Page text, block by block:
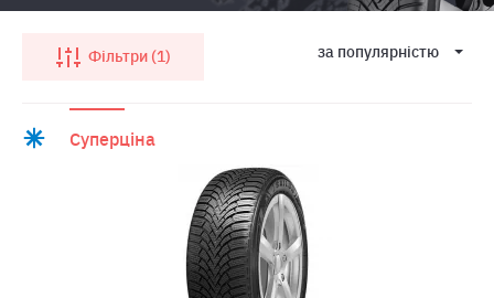
Фільтри 1 за популярнiстю
Суперціна